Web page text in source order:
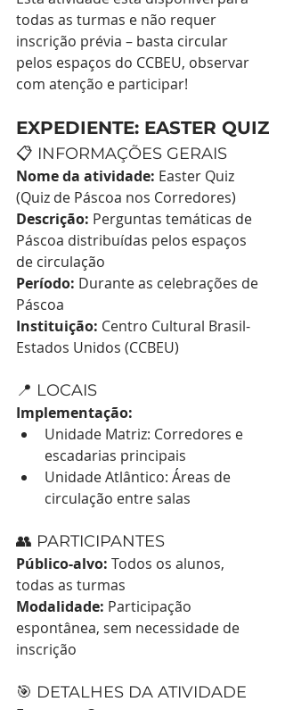
todas as turmas e não requer
inscrição prévia – basta circular
pelos espaços do CCBEU, observar
com atenção e participar!
EXPEDIENTE: EASTER QUIZ
📋 INFORMAÇÕES GERAIS
Nome da atividade: Easter Quiz
(Quiz de Páscoa nos Corredores)
Descrição: Perguntas temáticas de
Páscoa distribuídas pelos espaços
de circulação
Período: Durante as celebrações de
Páscoa
Instituição: Centro Cultural Brasil-
Estados Unidos (CCBEU)
📍 LOCAIS
Implementação:
Unidade Matriz: Corredores e
escadarias principais
Unidade Atlântico: Áreas de
circulação entre salas
👥 PARTICIPANTES
Público-alvo: Todos os alunos,
todas as turmas
Modalidade: Participação
espontânea, sem necessidade de
inscrição
🎯 DETALHES DA ATIVIDADE